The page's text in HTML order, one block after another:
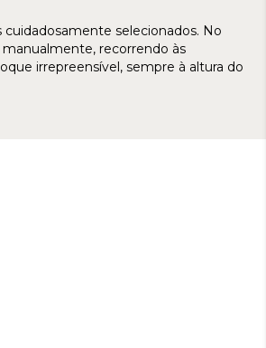
selecionados. No
recorrendo às
irrepreensível, sempre à altura do